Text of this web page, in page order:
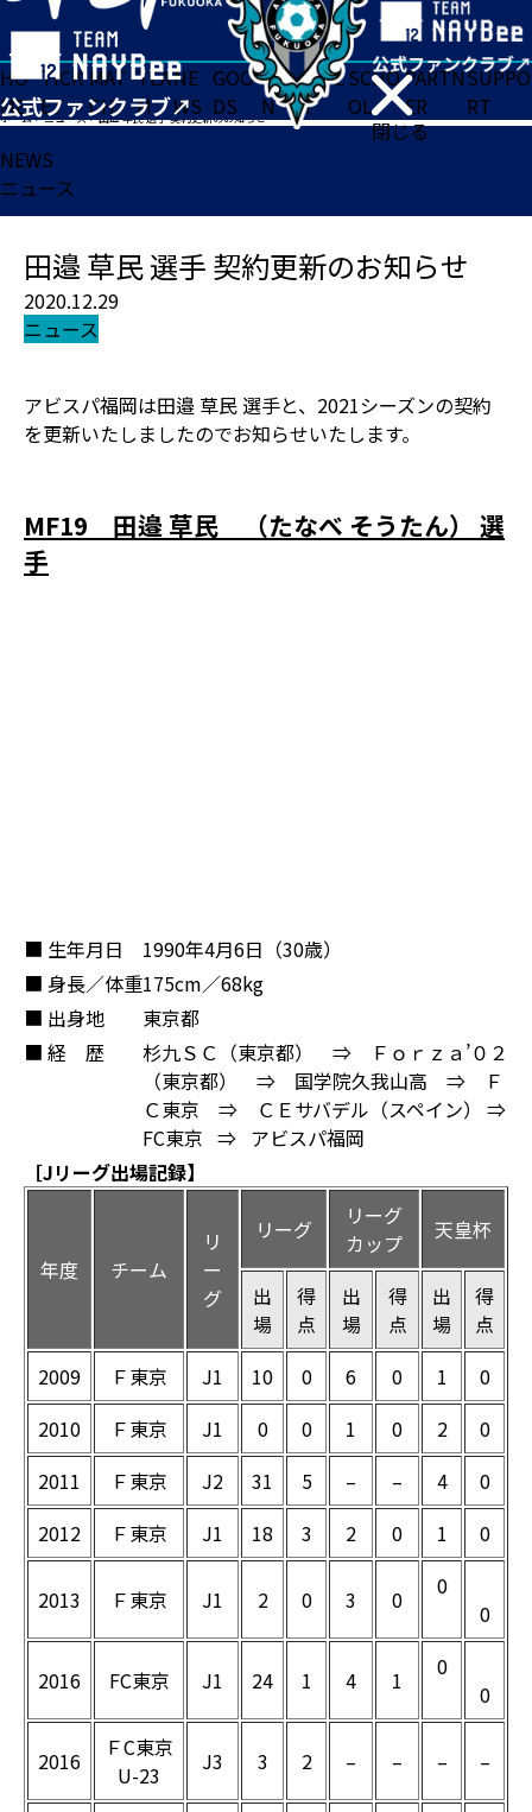
閉じる
HO
ME
TICK
ET
MAT
CH
TEA
M
NE
WS
GOO
DS
FA
N
ACADE
MY
SCHO
OL
PARTN
ER
SUPPO
RT
ホーム>ニュース>田邉 草民 選手 契約更新のお知らせ
NEWS
ニュース
田邉 草民 選手 契約更新のお知らせ
2020.12.29
ニュース
アビスパ福岡は田邉 草民 選手と、2021シーズンの契約
を更新いたしましたのでお知らせいたします。
MF19 田邉 草民 （たなべ そうたん） 選
手
■ 生年月日
1990年4月6日（30歳）
■ 身長／体重175cm／68kg
■ 出身地
東京都
■ 経 歴
杉九ＳＣ（東京都） ⇒ Ｆｏｒｚａ’０２
（東京都） ⇒ 国学院久我山高 ⇒ Ｆ
Ｃ東京 ⇒ ＣＥサバデル（スペイン） ⇒
FC東京 ⇒ アビスパ福岡
［Jリーグ出場記録】
年度 チーム
リ
ー
グ
リーグ
リーグ
カップ
天皇杯
出
場
得
点
出
場
得
点
出
場
得
点
2009
Ｆ東京 J1 10 0 6 0 1
0
2010
Ｆ東京 J1 0 0 1 0 2
0
2011
Ｆ東京 J2 31 5 – – 4
0
2012
Ｆ東京 J1 18 3 2 0 1 0
2013 Ｆ東京 J1 2 0 3 0
0
0
2016 FC東京 J1 24 1 4 1
0
0
2016
ＦC東京
U-23
J3 3 2 – – – –